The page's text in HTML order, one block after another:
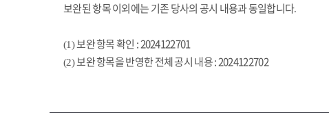
보완된 항목 이외에는 기존 당사의 공시 내용과 동일합니다.
(1)보완 항목 확인 : 2024122701
(2)보완 항목을 반영한 전체 공시 내용 : 2024122702